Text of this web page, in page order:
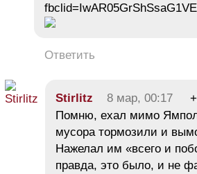
Ответить
Stirlitz 8 мар, 00:17
Помню, ехал мимо
мусора тормозили и
Нажелал им «всего и
правда, это было, и не